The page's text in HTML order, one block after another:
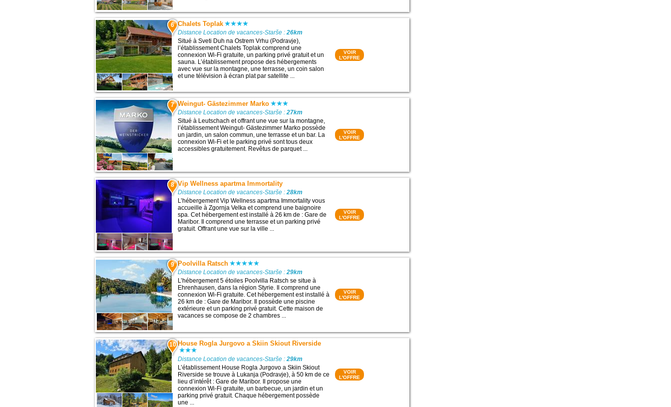
6 Chalets Toplak
Distance Location de vacances-Starše :26km
Situé à Sveti Duh na Ostrem Vrhu (Podravje),
l’établissement Chalets Toplak comprend une
connexion Wi-Fi gratuite, un parking privé gratuit et un
sauna. L’établissement propose des hébergements
avec vue sur la montagne, une terrasse, un coin salon
et une télévision à écran plat par satellite ...
VOIR
L'OFFRE
7 Weingut- Gästezimmer Marko
Distance Location de vacances-Starše :27km
Situé à Leutschach et offrant une vue sur la montagne,
l’établissement Weingut- Gästezimmer Marko possède
un jardin, un salon commun, une terrasse et un bar. La
connexion Wi-Fi et le parking privé sont tous deux
accessibles gratuitement. Revêtus de parquet ...
VOIR
L'OFFRE
8 Vip Wellness apartma Immortality
Distance Location de vacances-Starše :28km
L’hébergement Vip Wellness apartma Immortality vous
accueille à Zgornja Velka et comprend une baignoire
spa. Cet hébergement est installé à 26 km de : Gare de
Maribor. Il comprend une terrasse et un parking privé
gratuit. Offrant une vue sur la ville ...
VOIR
L'OFFRE
9 Poolvilla Ratsch
Distance Location de vacances-Starše :29km
L’hébergement 5 étoiles Poolvilla Ratsch se situe à
Ehrenhausen, dans la région Styrie. Il comprend une
connexion Wi-Fi gratuite. Cet hébergement est installé à
26 km de : Gare de Maribor. Il possède une piscine
extérieure et un parking privé gratuit. Cette maison de
vacances se compose de 2 chambres ...
VOIR
L'OFFRE
10 House Rogla Jurgovo a Skiin Skiout Riverside
Distance Location de vacances-Starše :29km
L’établissement House Rogla Jurgovo a Skiin Skiout
Riverside se trouve à Lukanja (Podravje), à 50 km de ce
lieu d’intérêt : Gare de Maribor. Il propose une
connexion Wi-Fi gratuite, un barbecue, un jardin et un
parking privé gratuit. Chaque hébergement possède
une ...
VOIR
L'OFFRE